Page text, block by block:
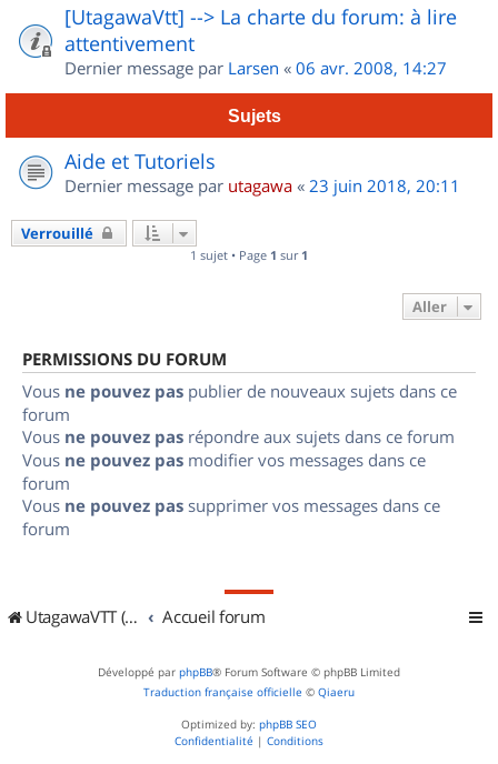
[UtagawaVtt] --> La charte du forum: à lire
attentivement
Dernier message par Larsen « 06 avr. 2008, 14:27
Sujets
Aide et Tutoriels
Dernier message par utagawa « 23 juin 2018, 20:11
Verrouillé
1 sujet • Page 1 sur 1
Aller
PERMISSIONS DU FORUM
Vous ne pouvez pas publier de nouveaux sujets dans ce
forum
Vous ne pouvez pas répondre aux sujets dans ce forum
Vous ne pouvez pas modifier vos messages dans ce
forum
Vous ne pouvez pas supprimer vos messages dans ce
forum
UtagawaVTT (Randos VTT et VTTAE avec traces GPS) Accueil forum
Développé par phpBB® Forum Software © phpBB Limited
Traduction française officielle © Qiaeru
Optimized by: phpBB SEO
Confidentialité | Conditions